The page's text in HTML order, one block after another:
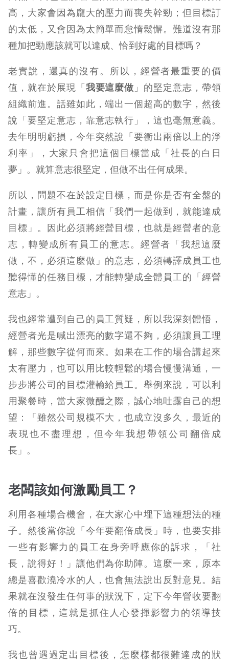
高，大家會因為龐大的壓力而喪失幹勁；但目標訂
的太低，又會因為太簡單而怠惰鬆懈。難道沒有那
種加把勁應該就可以達成、恰到好處的目標嗎？
老實說，還真的沒有。所以，經營者最重要的價
值，就在於展現「 我要這麼做 」的堅定意志，帶領
組織前進。話雖如此，端出一個超高的數字，然後
說「要堅定意志，靠意志執行」，這也毫無意義。
去年明明虧損，今年突然說「要衝出兩倍以上的淨
利率」，大家只會把這個目標當成「社長的白日
夢」。就算意志很堅定，但做不出任何成果。
所以，問題不在於設定目標，而是你是否有全盤的
計畫，讓所有員工相信「我們一起做到，就能達成
目標」。因此必須將經營目標，也就是經營者的意
志，轉變成所有員工的意志。經營者「我想這麼
做，不，必須這麼做」的意志，必須轉譯成員工也
聽得懂的任務目標，才能轉變成全體員工的「經營
意志」。
我也經常遭到自己的員工質疑，所以我深刻體悟，
經營者光是喊出漂亮的數字還不夠，必須讓員工理
解，那些數字從何而來。如果在工作的場合講起來
太有壓力，也可以用比較輕鬆的場合慢慢溝通，一
步步將公司的目標灌輸給員工。舉例來說，可以利
用聚餐時，當大家微醺之際，誠心地吐露自己的想
望：「雖然公司規模不大，也成立沒多久，最近的
表現也不盡理想，但今年我想帶領公司翻倍成
長」。
老闆該如何激勵員工？
利用各種場合機會，在大家心中埋下這種想法的種
子。然後當你說「今年要翻倍成長」時，也要安排
一些有影響力的員工在身旁呼應你的訴求，「社
長，說得好！」讓他們為你助陣。這麼一來，原本
總是喜歡澆冷水的人，也會無法說出反對意見。結
果就在沒發生任何事的狀況下，定下今年營收要翻
倍的目標，這就是抓住人心發揮影響力的領導技
巧。
我也曾遇過定出目標後，怎麼樣都很難達成的狀